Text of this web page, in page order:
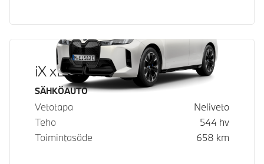
iX xDrive60
Käyttövoima
SÄHKÖAUTO
Vetotapa
Neliveto
Teho
544 hv
Toimintasäde
658 km